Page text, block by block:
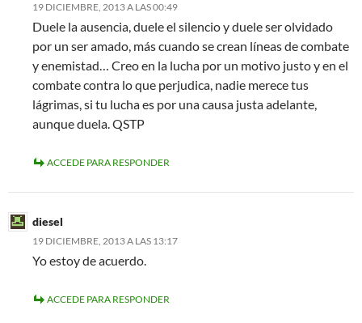
19 DICIEMBRE, 2013 A LAS 00:49
Duele la ausencia, duele el silencio y duele ser olvidado
por un ser amado, más cuando se crean líneas de combate
y enemistad… Creo en la lucha por un motivo justo y en el
combate contra lo que perjudica, nadie merece tus
lágrimas, si tu lucha es por una causa justa adelante,
aunque duela. QSTP
ACCEDE PARA RESPONDER
diesel
19 DICIEMBRE, 2013 A LAS 13:17
Yo estoy de acuerdo.
ACCEDE PARA RESPONDER